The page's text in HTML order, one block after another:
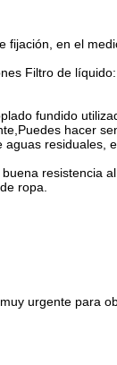
en el
Filtro de
fundido
hacer
residuales,
resistencia
ropa.
urgente para